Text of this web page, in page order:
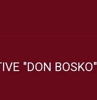
"DON BOSKO"